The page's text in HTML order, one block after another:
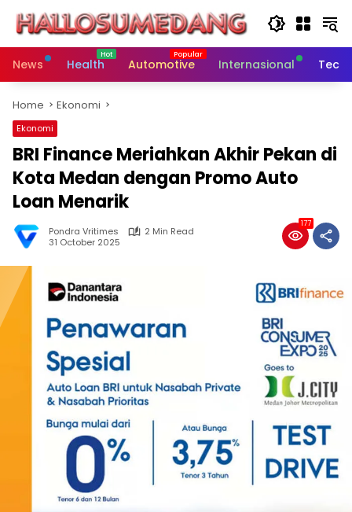
content
News
Health Automotive Internasional
Home Ekonomi
Ekonomi
BRI Finance Meriahkan Akhir Pekan di
Kota Medan dengan Promo Auto
Loan Menarik
Pondra Vritimes
2 Min Read
31 October 2025
177